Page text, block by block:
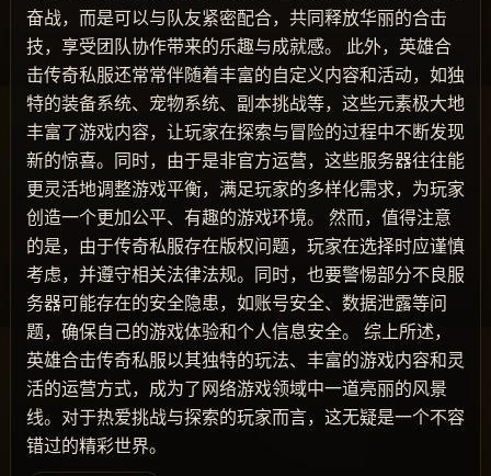
奋战，而是可以与队友紧密配合，共同释放华丽的合击
技，享受团队协作带来的乐趣与成就感。 此外，英雄合
击传奇私服还常常伴随着丰富的自定义内容和活动，如独
特的装备系统、宠物系统、副本挑战等，这些元素极大地
丰富了游戏内容，让玩家在探索与冒险的过程中不断发现
新的惊喜。同时，由于是非官方运营，这些服务器往往能
更灵活地调整游戏平衡，满足玩家的多样化需求，为玩家
创造一个更加公平、有趣的游戏环境。 然而，值得注意
的是，由于传奇私服存在版权问题，玩家在选择时应谨慎
考虑，并遵守相关法律法规。同时，也要警惕部分不良服
务器可能存在的安全隐患，如账号安全、数据泄露等问
题，确保自己的游戏体验和个人信息安全。 综上所述，
英雄合击传奇私服以其独特的玩法、丰富的游戏内容和灵
活的运营方式，成为了网络游戏领域中一道亮丽的风景
线。对于热爱挑战与探索的玩家而言，这无疑是一个不容
错过的精彩世界。